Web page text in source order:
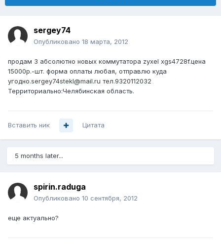
sergey74
Опубликовано 18 марта, 2012
продам 3 абсолютно новых коммутатора zyxel xgs4728f.цена
15000р.-шт. форма оплаты любая, отправлю куда
угодно.sergey74stekl@mail.ru тел.9320112032
Территориально:Челябинская область.
Вставить ник Цитата
5 months later...
spirin.raduga
Опубликовано 10 сентября, 2012
еще актуально?